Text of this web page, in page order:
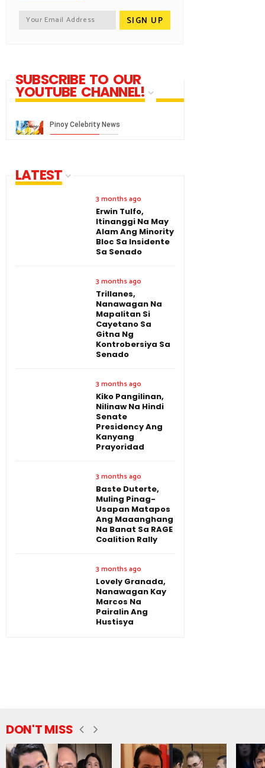
SUBSCRIBE TO OUR
YOUTUBE CHANNEL!
LATEST
3 months ago
Erwin Tulfo,
Itinanggi Na May
Alam Ang Minority
Bloc Sa Insidente
Sa Senado
3 months ago
Trillanes,
Nanawagan Na
Mapalitan Si
Cayetano Sa
Gitna Ng
Kontrobersiya Sa
Senado
3 months ago
Kiko Pangilinan,
Nilinaw Na Hindi
Senate
Presidency Ang
Kanyang
Prayoridad
3 months ago
Baste Duterte,
Muling Pinag-
Usapan Matapos
Ang Maaanghang
Na Banat Sa RAGE
Coalition Rally
3 months ago
Lovely Granada,
Nanawagan Kay
Marcos Na
Pairalin Ang
Hustisya
DON'T MISS